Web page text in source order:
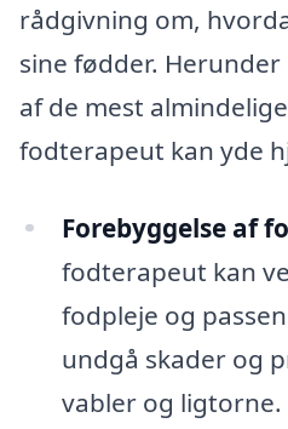
rådgivning om,
sine fødder.
af de mest
fodterapeut kan yde
Forebyggelse af
fodterapeut kan
fodpleje og
undgå skader og
vabler og ligtorne.